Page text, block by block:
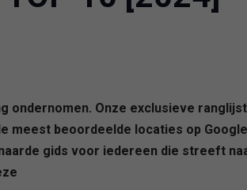
ondernomen. Onze exclusieve
meest beoordeelde locaties op
gids voor iedereen die streeft